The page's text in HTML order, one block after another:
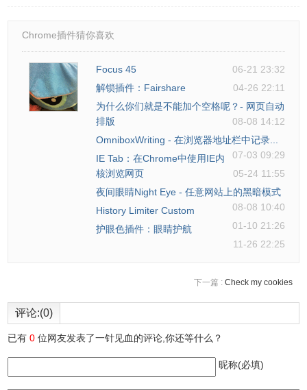
Chrome插件猜你喜欢
Focus 45
06-21 23:32
解锁插件：Fairshare
04-26 22:11
为什么你们就是不能加个空格呢？- 网页自动
排版
08-08 14:12
OmniboxWriting - 在浏览器地址栏中记录...
07-03 09:29
IE Tab：在Chrome中使用IE内
核浏览网页
05-24 11:55
夜间眼睛Night Eye - 任意网站上的黑暗模式
08-08 10:40
History Limiter Custom
01-10 21:26
护眼色插件：眼睛护航
11-26 22:25
下一篇 : Check my cookies
评论:(0)
已有0 位网友发表了一针见血的评论,你还等什么？
昵称(必填)